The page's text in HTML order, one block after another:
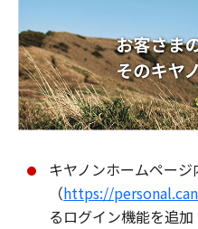
キヤノンホームペー
（https://
るログイン機能を追加